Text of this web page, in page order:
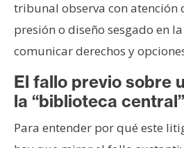
tribunal observa con
presión o diseño sesgado en
comunicar derechos y
El fallo previo sobre
la “biblioteca central”
Para entender por qué este